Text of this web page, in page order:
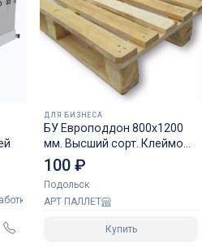
мяса
ДЛЯ БИЗНЕСА
БУ Европоддон 800х1200
мм. Высший сорт. Клеймо
ISPM15
100 ₽
Подольск
АРТ ПАЛЛЕТ
Купить